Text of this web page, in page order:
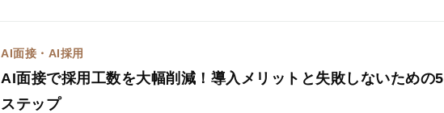
AI面接・AI採用
AI面接で採用工数を大幅削減！導入メリットと失敗しないための5
ステップ